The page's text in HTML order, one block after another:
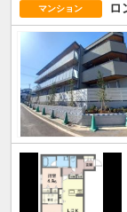
マンション ロ